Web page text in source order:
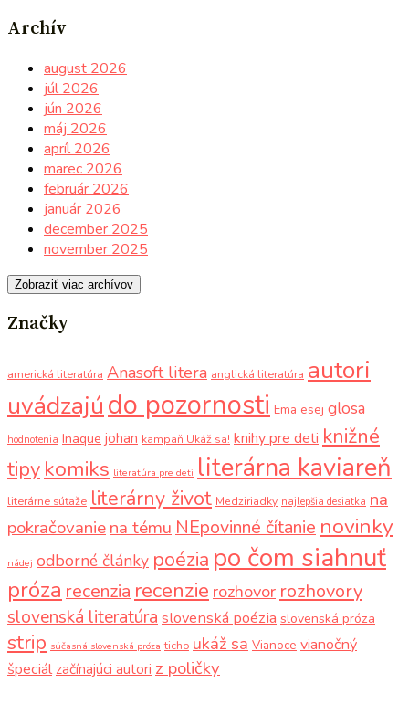
Archív
august 2026
júl 2026
jún 2026
máj 2026
apríl 2026
marec 2026
február 2026
január 2026
december 2025
november 2025
Zobraziť viac archívov
Značky
americká literatúra Anasoft litera anglická literatúra autori
uvádzajúdo pozornosti Ema esej glosa
hodnotenia Inaque johan kampaň Ukáž sa! knihy pre deti knižné
tipy komiks literatúra pre deti literárna kaviareň
literárne súťaže literárny život Medziriadky najlepšia desiatka na
pokračovaniena tému NEpovinné čítanie novinky
nádej odborné články poézia po čom siahnuť
próza recenzia recenzie rozhovor rozhovory
slovenská literatúra slovenská poézia slovenská próza
strip súčasná slovenská próza ticho ukáž sa Vianoce vianočný
špeciál začínajúci autori z poličky